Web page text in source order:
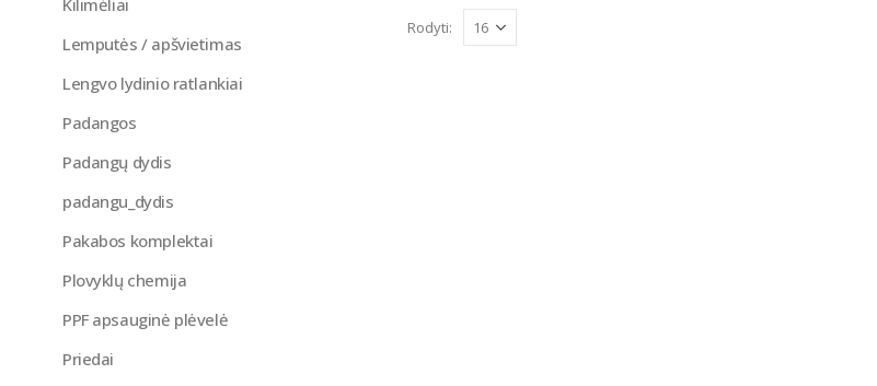
Rodyti:
Kilimėliai
Lemputės / apšvietimas
Lengvo lydinio ratlankiai
Padangos
Padangų dydis
padangu_dydis
Pakabos komplektai
Plovyklų chemija
PPF apsauginė plėvelė
Priedai